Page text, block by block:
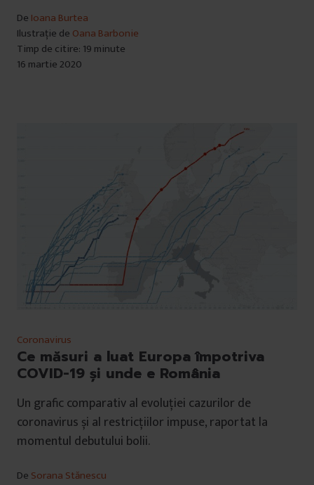
De Ioana Burtea
Ilustrație de Oana Barbonie
Timp de citire: 19 minute
16 martie 2020
Coronavirus
Ce măsuri a luat Europa împotriva
COVID-19 și unde e România
Un grafic comparativ al evoluției cazurilor de
coronavirus și al restricțiilor impuse, raportat la
momentul debutului bolii.
De Sorana Stănescu